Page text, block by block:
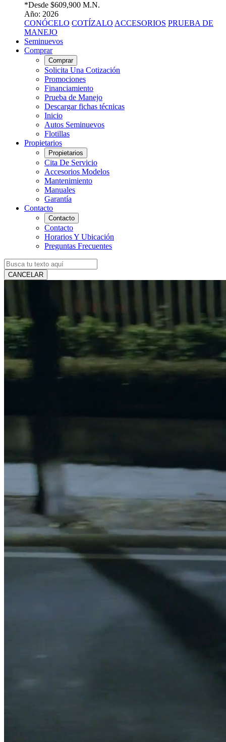
*Desde $609,900 M.N.
Año: 2026
CONÓCELO COTÍZALO ACCESORIOS PRUEBA DE
MANEJO
Seminuevos
Comprar
Comprar
Solicita Una Cotización
Promociones
Financiamiento
Prueba de Manejo
Descargar fichas técnicas
Inicio
Autos Seminuevos
Flotillas
Propietarios
Propietarios
Cita De Servicio
Accesorios Modelos
Mantenimiento
Manuales
Garantía
Contacto
Contacto
Contacto
Horarios Y Ubicación
Preguntas Frecuentes
CANCELAR